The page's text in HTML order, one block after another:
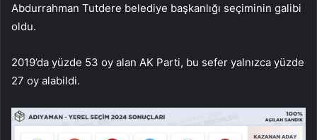
Abdurrahman Tutdere belediye başkanlığı seçiminin galibi
oldu.
2019’da yüzde 53 oy alan AK Parti, bu sefer yalnızca yüzde
27 oy alabildi.